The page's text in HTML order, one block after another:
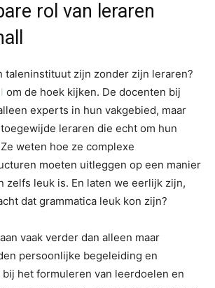
rol van leraren
taleninstituut zijn zonder zijn leraren?
om de hoek kijken. De docenten bij
experts in hun vakgebied, maar
leraren die echt om hun
weten hoe ze complexe
moeten uitleggen op een manier
zelfs leuk is. En laten we eerlijk zijn,
dat grammatica leuk kon zijn?
vaak verder dan alleen maar
persoonlijke begeleiding en
het formuleren van leerdoelen en